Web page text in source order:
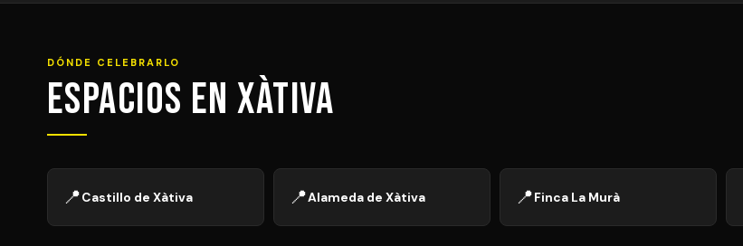
DÓNDE CELEBRARLO
Espacios en Xàtiva
📍Castillo de Xàtiva 📍Alameda de Xàtiva 📍Finca La Murà